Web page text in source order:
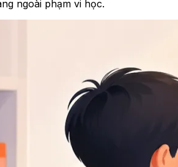
ngoài phạm vi học.